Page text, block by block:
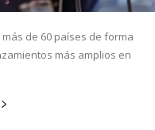
de 60 países de forma
más amplios en